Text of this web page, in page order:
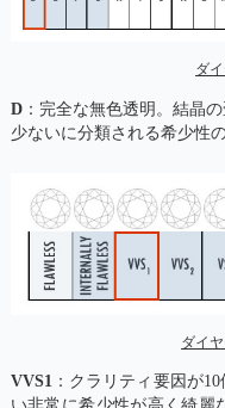
ダ
D：完全な無色透明。結晶
少ないに分類される希少性
ダイ
VVS1：クラリティ要因が